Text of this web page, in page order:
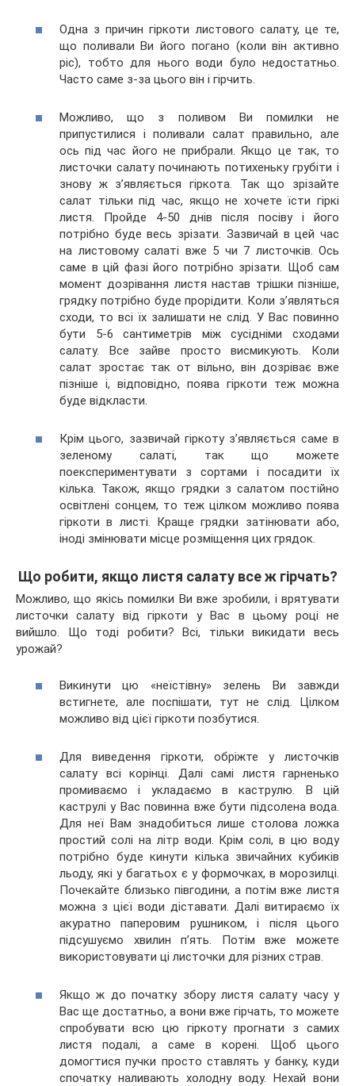
Одна з причин гіркоти листового салату, це те,
що поливали Ви його погано (коли він активно
ріс), тобто для нього води було недостатньо.
Часто саме з-за цього він і гірчить.
Можливо, що з поливом Ви помилки не
припустилися і поливали салат правильно, але
ось під час його не прибрали. Якщо це так, то
листочки салату починають потихеньку грубіти і
знову ж з’являється гіркота. Так що зрізайте
салат тільки під час, якщо не хочете їсти гіркі
листя. Пройде 4-50 днів після посіву і його
потрібно буде весь зрізати. Зазвичай в цей час
на листовому салаті вже 5 чи 7 листочків. Ось
саме в цій фазі його потрібно зрізати. Щоб сам
момент дозрівання листя настав трішки пізніше,
грядку потрібно буде прорідити. Коли з’являться
сходи, то всі їх залишати не слід. У Вас повинно
бути 5-6 сантиметрів між сусідніми сходами
салату. Все зайве просто висмикують. Коли
салат зростає так от вільно, він дозріває вже
пізніше і, відповідно, поява гіркоти теж можна
буде відкласти.
Крім цього, зазвичай гіркоту з’являється саме в
зеленому салаті, так що можете
поекспериментувати з сортами і посадити їх
кілька. Також, якщо грядки з салатом постійно
освітлені сонцем, то теж цілком можливо поява
гіркоти в листі. Краще грядки затінювати або,
іноді змінювати місце розміщення цих грядок.
Що робити, якщо листя салату все ж гірчать?
Можливо, що якісь помилки Ви вже зробили, і врятувати
листочки салату від гіркоти у Вас в цьому році не
вийшло. Що тоді робити? Всі, тільки викидати весь
урожай?
Викинути цю «неїстівну» зелень Ви завжди
встигнете, але поспішати, тут не слід. Цілком
можливо від цієї гіркоти позбутися.
Для виведення гіркоти, обріжте у листочків
салату всі корінці. Далі самі листя гарненько
промиваємо і укладаємо в каструлю. В цій
каструлі у Вас повинна вже бути підсолена вода.
Для неї Вам знадобиться лише столова ложка
простий солі на літр води. Крім солі, в цю воду
потрібно буде кинути кілька звичайних кубиків
льоду, які у багатьох є у формочках, в морозилці.
Почекайте близько півгодини, а потім вже листя
можна з цієї води діставати. Далі витираємо їх
акуратно паперовим рушником, і після цього
підсушуємо хвилин п’ять. Потім вже можете
використовувати ці листочки для різних страв.
Якщо ж до початку збору листя салату часу у
Вас ще достатньо, а вони вже гірчать, то можете
спробувати всю цю гіркоту прогнати з самих
листя подалі, а саме в корені. Щоб цього
домогтися пучки просто ставлять у банку, куди
спочатку наливають холодну воду. Нехай вони